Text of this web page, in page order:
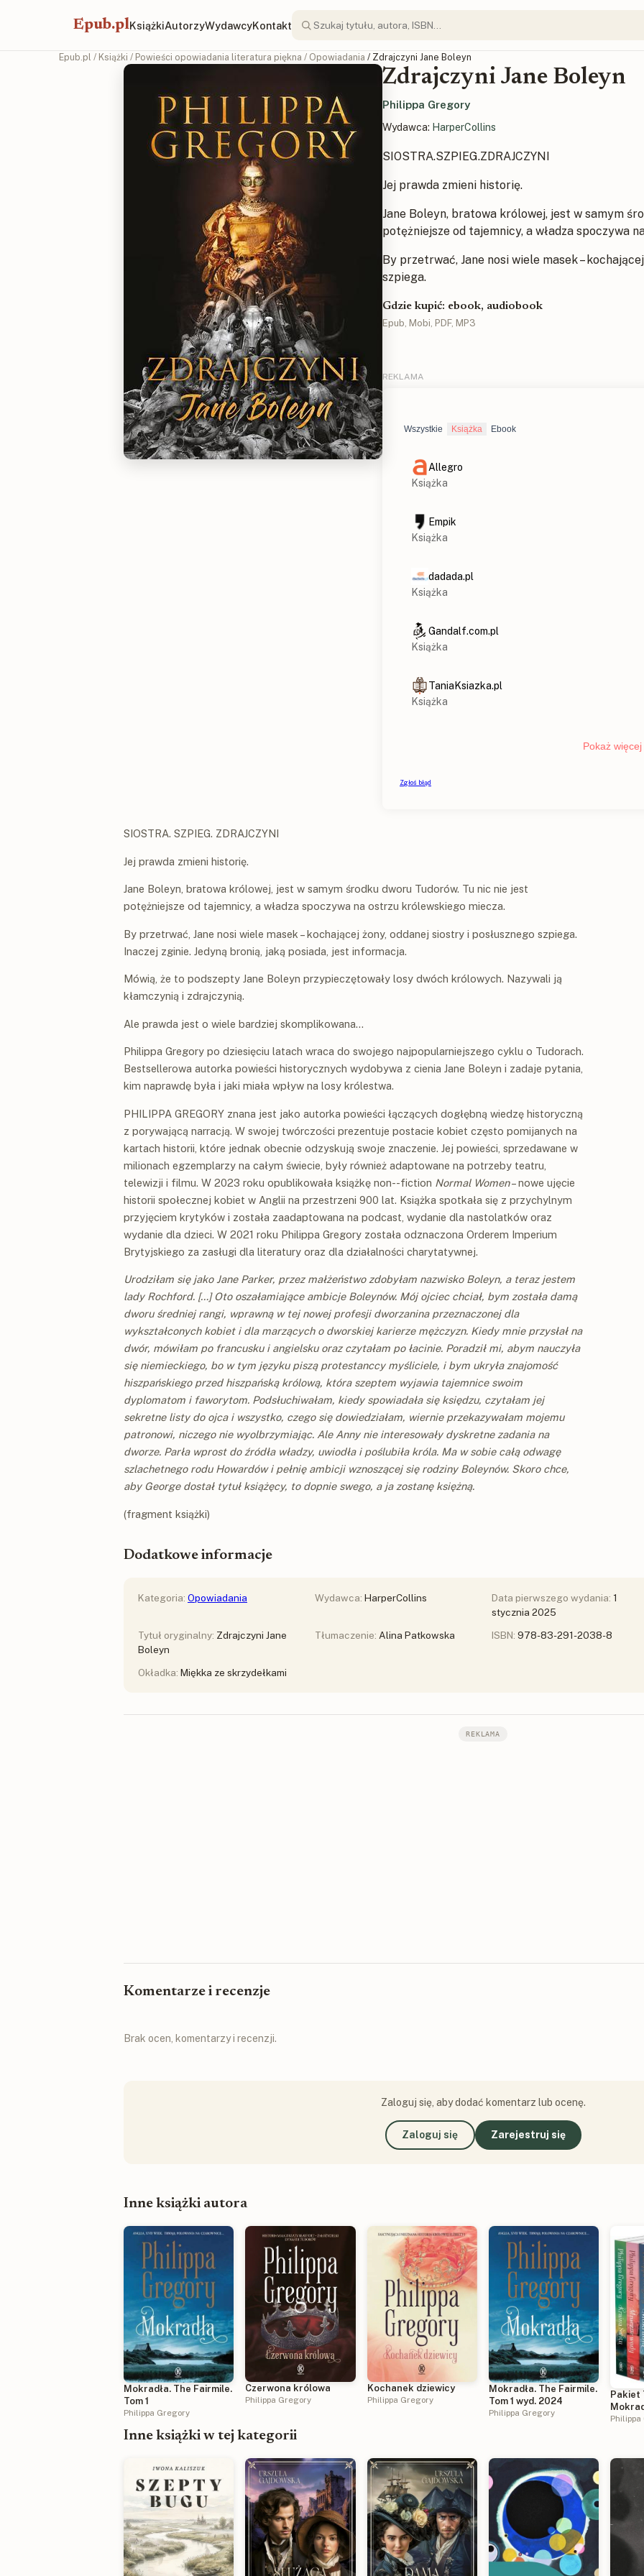
Epub.plKsiążkiAutorzyWydawcyKontakt
Epub.pl / Książki / Powieści opowiadania literatura piękna / Opowiadania / Zdrajczyni Jane Boleyn
Zdrajczyni Jane Boleyn
Philippa Gregory
Wydawca: HarperCollins
SIOSTRA.SZPIEG.ZDRAJCZYNI
Jej prawda zmieni historię.
Jane Boleyn, bratowa królowej, jest w samym
potężniejsze od tajemnicy, a władza spoczywa
By przetrwać, Jane nosi wiele masek –
szpiega.
Gdzie kupić: ebook, audiobook
Epub, Mobi, PDF, MP3
SIOSTRA. SZPIEG. ZDRAJCZYNI
Jej prawda zmieni historię.
Jane Boleyn, bratowa królowej, jest w samym środku dworu Tudorów. Tu nic nie jest
potężniejsze od tajemnicy, a władza spoczywa na ostrzu królewskiego miecza.
By przetrwać, Jane nosi wiele masek – kochającej żony, oddanej siostry i posłusznego szpiega.
Inaczej zginie. Jedyną bronią, jaką posiada, jest informacja.
Mówią, że to podszepty Jane Boleyn przypieczętowały losy dwóch królowych. Nazywali ją
kłamczynią i zdrajczynią.
Ale prawda jest o wiele bardziej skomplikowana…
Philippa Gregory po dziesięciu latach wraca do swojego najpopularniejszego cyklu o Tudorach.
Bestsellerowa autorka powieści historycznych wydobywa z cienia Jane Boleyn i zadaje pytania,
kim naprawdę była i jaki miała wpływ na losy królestwa.
PHILIPPA GREGORY znana jest jako autorka powieści łączących dogłębną wiedzę historyczną
z porywającą narracją. W swojej twórczości prezentuje postacie kobiet często pomijanych na
kartach historii, które jednak obecnie odzyskują swoje znaczenie. Jej powieści, sprzedawane w
milionach egzemplarzy na całym świecie, były również adaptowane na potrzeby teatru,
telewizji i filmu. W 2023 roku opublikowała książkę non--fiction Normal Women– nowe ujęcie
historii społecznej kobiet w Anglii na przestrzeni 900 lat. Książka spotkała się z przychylnym
przyjęciem krytyków i została zaadaptowana na podcast, wydanie dla nastolatków oraz
wydanie dla dzieci. W 2021 roku Philippa Gregory została odznaczona Orderem Imperium
Brytyjskiego za zasługi dla literatury oraz dla działalności charytatywnej.
Urodziłam się jako Jane Parker, przez małżeństwo zdobyłam nazwisko Boleyn, a teraz jestem
lady Rochford. […] Oto oszałamiające ambicje Boleynów. Mój ojciec chciał, bym została damą
dworu średniej rangi, wprawną w tej nowej profesji dworzanina przeznaczonej dla
wykształconych kobiet i dla marzących o dworskiej karierze mężczyzn. Kiedy mnie przysłał na
dwór, mówiłam po francusku i angielsku oraz czytałam po łacinie. Poradził mi, abym nauczyła
się niemieckiego, bo w tym języku piszą protestanccy myśliciele, i bym ukryła znajomość
hiszpańskiego przed hiszpańską królową, która szeptem wyjawia tajemnice swoim
dyplomatom i faworytom. Podsłuchiwałam, kiedy spowiadała się księdzu, czytałam jej
sekretne listy do ojca i wszystko, czego się dowiedziałam, wiernie przekazywałam mojemu
patronowi, niczego nie wyolbrzymiając. Ale Anny nie interesowały dyskretne zadania na
dworze. Parła wprost do źródła władzy, uwiodła i poślubiła króla. Ma w sobie całą odwagę
szlachetnego rodu Howardów i pełnię ambicji wznoszącej się rodziny Boleynów. Skoro chce,
aby George dostał tytuł książęcy, to dopnie swego, a ja zostanę księżną.
(fragment książki)
Dodatkowe informacje
Kategoria: Opowiadania Wydawca: HarperCollins Data pierwszego wydania: 1
stycznia 2025
Tytuł oryginalny: Zdrajczyni Jane
Boleyn
Tłumaczenie: Alina Patkowska ISBN: 978-83-291-2038-8
Okładka: Miękka ze skrzydełkami
REKLAMA
Komentarze i recenzje
Brak ocen, komentarzy i recenzji.
Zaloguj się, aby dodać komentarz lub ocenę.
Zaloguj się Zarejestruj się
Inne książki autora
Mokradła. The Fairmile.
Tom 1
Philippa Gregory
Czerwona królowa
Philippa Gregory
Kochanek dziewicy
Philippa Gregory
Mokradła. The Fairmile.
Tom 1 wyd. 2024
Philippa Gregory
Pakiet
wody/
Inne książki w tej kategorii